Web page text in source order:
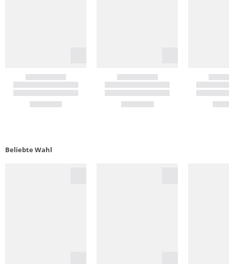
Beliebte Wahl